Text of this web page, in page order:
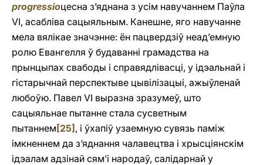
progressioцесна з’яднана з усім навучаннем Паўла
VI, асабліва сацыяльным. Канешне, яго навучанне
мела вялікае значэнне: ён пацвердзіў неад’емную
ролю Евангелля ў будаванні грамадства на
прынцыпах свабоды i справядлівасці, у ідэальнай i
гістарычнай перспектыве цывілізацыі, ажыўленай
любоўю. Павел VI выразна зразумеў, што
сацыяльнае пытанне стала сусветным
пытаннем [25] , i ўхапіў узаемную сувязь паміж
імкненнем да з’яднання чалавецтва i хрысціянскім
ідэалам адзінай сям’і народаў, салідарнай у